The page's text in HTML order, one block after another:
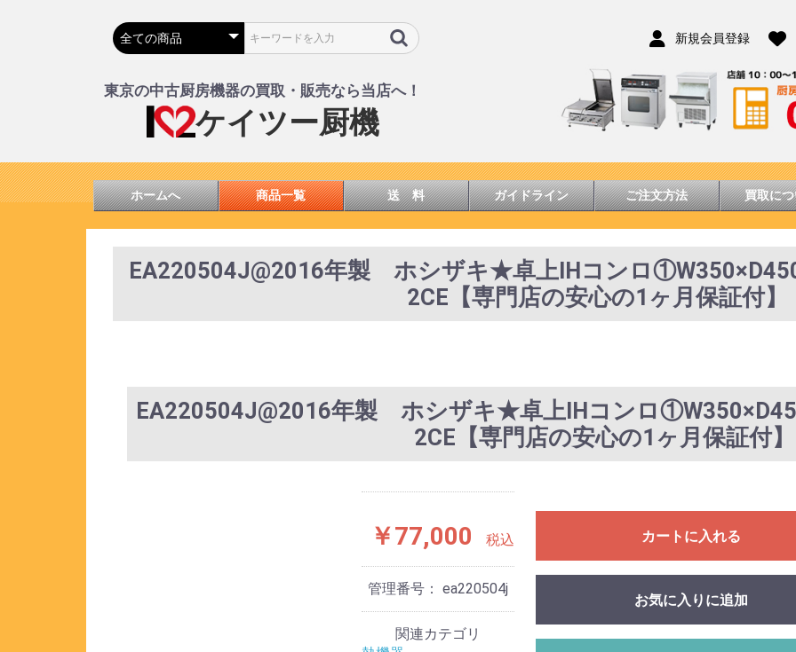
新規会員登録
東京の中古厨房機器の買取・販売なら当店へ！
ケイツー厨機
ホームへ 商品一覧 送 料 ガイドライン ご注文方法 買取に
EA220504J@2016年製 ホシザキ★卓上IHコンロ
2CE【専門店の安心の1ヶ月保証付】
EA220504J@2016年製 ホシザキ★卓上IHコンロ
2CE【専門店の安心の1ヶ月保証付】
￥77,000 税込
管理番号： ea220504j
関連カテゴリ
カートに入れる
お気に入りに追加